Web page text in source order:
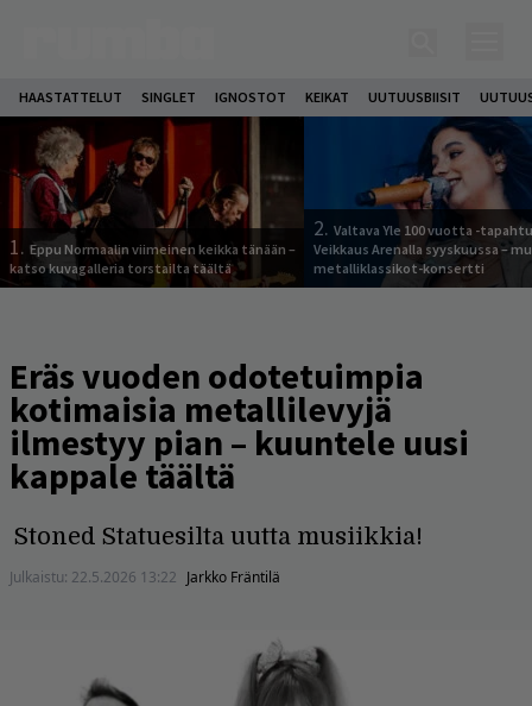
HAASTATTELUT SINGLET IGNOSTOT KEIKAT UUTUUSBIISIT
1. Eppu Normaalin viimeinen keikka tänään –
katso kuvagalleria torstailta täältä
2. Valtava Yle 100 vuotta -
Veikkaus Arenalla syyskuussa –
metalliklassikot-konsertti
Eräs vuoden odotetuimpia
kotimaisia metallilevyjä
ilmestyy pian – kuuntele uusi
kappale täältä
Stoned Statuesilta uutta musiikkia!
Julkaistu: 22.5.2026 13:22 Jarkko Fräntilä